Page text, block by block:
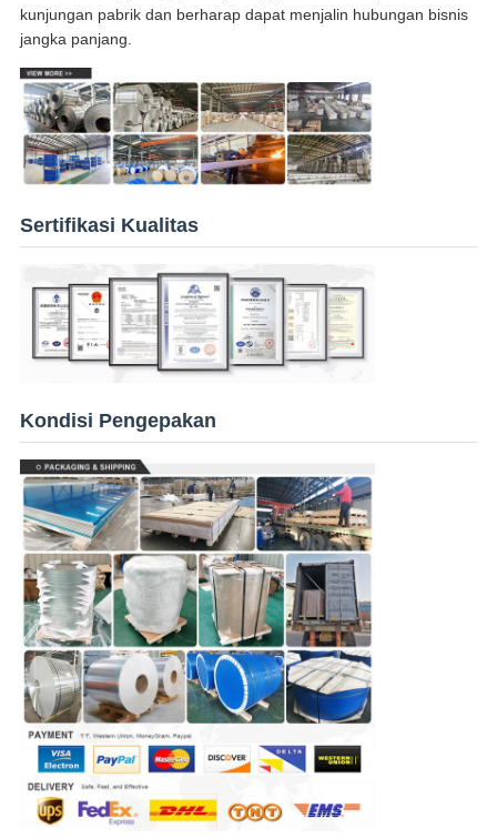
kunjungan pabrik dan berharap dapat menjalin hubungan bisnis
jangka panjang.
Sertifikasi Kualitas
Kondisi Pengepakan